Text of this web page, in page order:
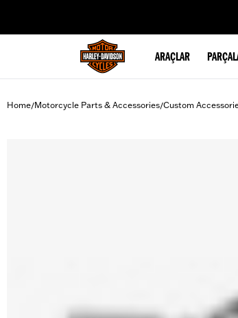
ARAÇLAR
Home/Motorcycle Parts & Accessories/Custom